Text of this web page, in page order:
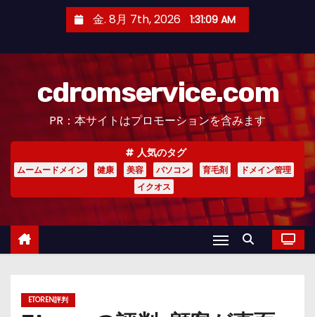
金. 8月 7th, 2026 1:31:10 AM
cdromservice.com
PR：本サイトはプロモーションを含みます
人気のタグ
ムームードメイン 健康 美容 パソコン 育毛剤
ドメイン管理
イクオス
ETOREN評判